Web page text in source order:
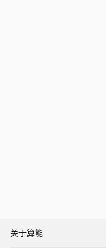
关于算能